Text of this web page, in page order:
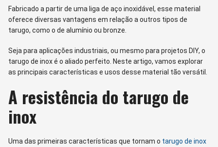
Fabricado a partir de uma liga de aço inoxidável, esse material
oferece diversas vantagens em relação a outros tipos de
tarugo, como o de alumínio ou bronze.
Seja para aplicações industriais, ou mesmo para projetos DIY, o
tarugo de inox é o aliado perfeito. Neste artigo, vamos explorar
as principais características e usos desse material tão versátil.
A resistência do tarugo de
inox
Uma das primeiras características que tornam o tarugo de inox